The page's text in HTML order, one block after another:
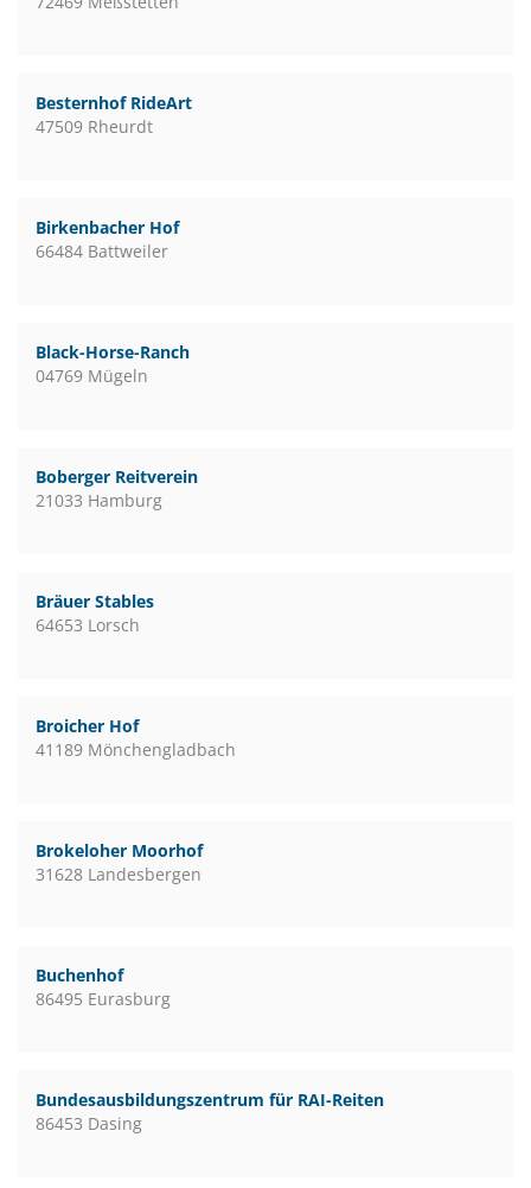
Besternhof RideArt
47509 Rheurdt
Birkenbacher Hof
66484 Battweiler
Black-Horse-Ranch
04769 Mügeln
Boberger Reitverein
21033 Hamburg
Bräuer Stables
64653 Lorsch
Broicher Hof
41189 Mönchengladbach
Brokeloher Moorhof
31628 Landesbergen
Buchenhof
86495 Eurasburg
Bundesausbildungszentrum für RAI-Reiten
86453 Dasing